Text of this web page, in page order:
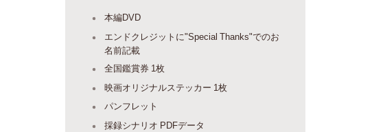
本編DVD
エンドクレジットに"Special Thanks"でのお
名前記載
全国鑑賞券 1枚
映画オリジナルステッカー 1枚
パンフレット
採録シナリオ PDFデータ